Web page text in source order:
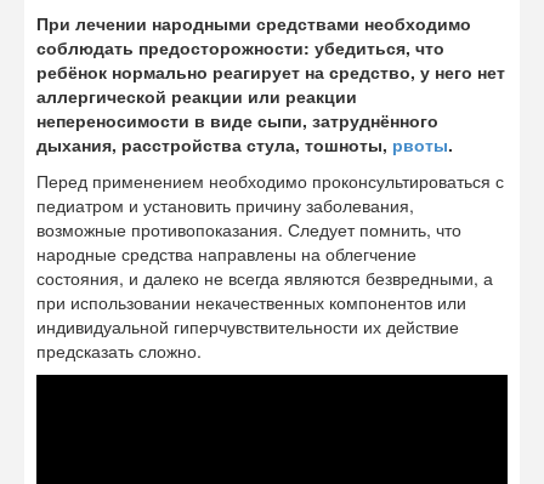
При лечении народными средствами необходимо
соблюдать предосторожности: убедиться, что
ребёнок нормально реагирует на средство, у него нет
аллергической реакции или реакции
непереносимости в виде сыпи, затруднённого
дыхания, расстройства стула, тошноты, рвоты.
Перед применением необходимо проконсультироваться с
педиатром и установить причину заболевания,
возможные противопоказания. Следует помнить, что
народные средства направлены на облегчение
состояния, и далеко не всегда являются безвредными, а
при использовании некачественных компонентов или
индивидуальной гиперчувствительности их действие
предсказать сложно.